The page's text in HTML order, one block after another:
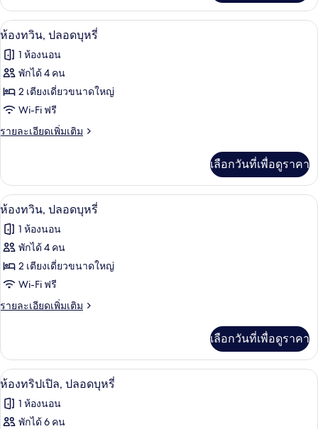
เกี่ยว
กับ
ห้อง
ปลอด
บุหรี่
เปิด
ภาพถ่าย
ทั้งหมด
ของ
ห้อง
ทวิน,
บุหรี่
ห้องทวิน, ปลอดบุหรี่ | มินิบาร์, ตู้นิรภัย
3
ห้องทวิน, ปลอดบุหรี่
1 ห้องนอน
พักได้ 4 คน
2 เตียงเดี่ยวขนาดใหญ่
Wi-Fi ฟรี
รายละเอียดเพิ่มเติม
ราย
เกี่ยว
กับ
ห้อง
น,
ปลอด
เลือกวันที่เพื่อดูราคา
เปิด
ภาพถ่าย
ทั้งหมด
ของ
ห้อง
ทวิน,
บุหรี่
ห้องทวิน, ปลอดบุหรี่ | มินิบาร์, ตู้นิรภัย
3
ห้องทวิน, ปลอดบุหรี่
1 ห้องนอน
พักได้ 4 คน
2 เตียงเดี่ยวขนาดใหญ่
Wi-Fi ฟรี
รายละเอียดเพิ่มเติม
ราย
เกี่ยว
กับ
ห้อง
น,
ปลอด
เลือกวันที่เพื่อดูราคา
เปิด
ภาพถ่าย
ทั้งหมด
ห้องทริปเปิล, ปลอดบุหรี่ | มินิบาร์, ตู้นิ
3
ห้องทริปเปิล, ปลอดบุหรี่
1 ห้องนอน
พักได้ 6 คน